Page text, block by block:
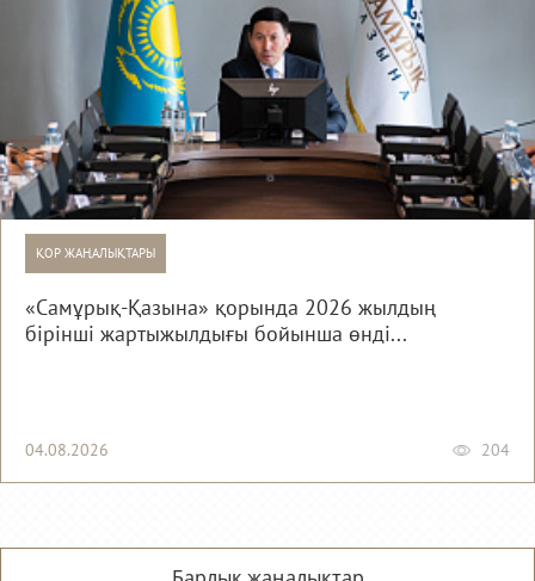
ҚОР ЖАҢАЛЫҚТАРЫ
«Самұрық-Қазына» қорында 2026 жылдың
бірінші жартыжылдығы бойынша өнді...
04.08.2026 204